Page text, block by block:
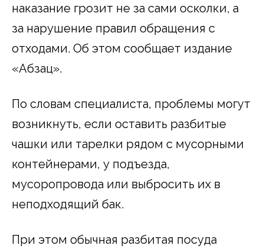
наказание грозит не за сами осколки, а
за нарушение правил обращения с
отходами. Об этом сообщает издание
«Абзац».
По словам специалиста, проблемы могут
возникнуть, если оставить разбитые
чашки или тарелки рядом с мусорными
контейнерами, у подъезда,
мусоропровода или выбросить их в
неподходящий бак.
При этом обычная разбитая посуда